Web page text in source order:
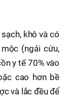
khô và có
(ngải cứu,
y tế 70% vào
cao hơn bề
và lắc đều để